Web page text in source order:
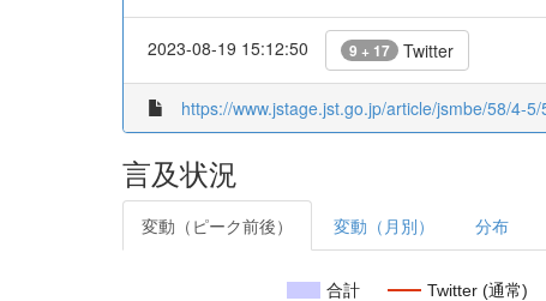
2023-08-19 15:12:50 9 + 17 Twitter
https://www.jstage.jst.go.jp/article/jsmbe/58/4-
言及状況
変動（ピーク前後） 変動（月別） 分布
合計 Twitter (通常)